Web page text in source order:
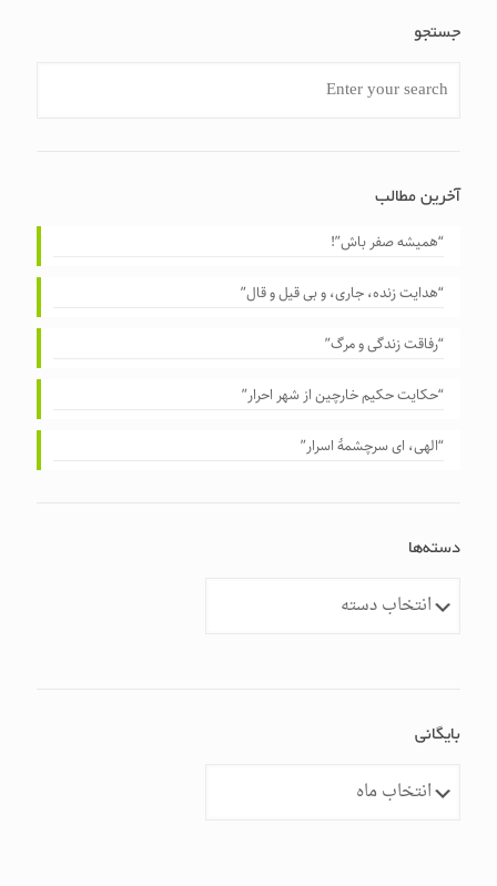
جستجو
آخرین مطالب
“همیشه صفر باش”!
“هدایت زنده، جاری، و بی قیل و قال”
“رفاقت زندگی و مرگ”
“حکایت حکیم خارچین از شهر احرار”
“الهی، ای سرچشمهٔ اسرار”
دسته‌ها
بایگانی